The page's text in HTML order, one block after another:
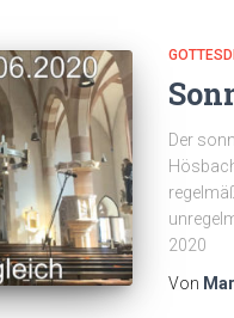
Der
2020
Von